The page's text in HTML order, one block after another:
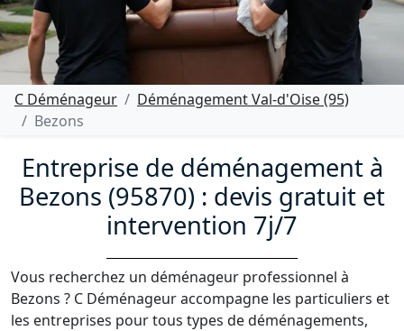
C Déménageur
Déménagement Val-d'Oise (95)
Bezons
Entreprise de déménagement à
Bezons (95870) : devis gratuit et
intervention 7j/7
Vous recherchez un déménageur professionnel à
Bezons ? C Déménageur accompagne les particuliers et
les entreprises pour tous types de déménagements,